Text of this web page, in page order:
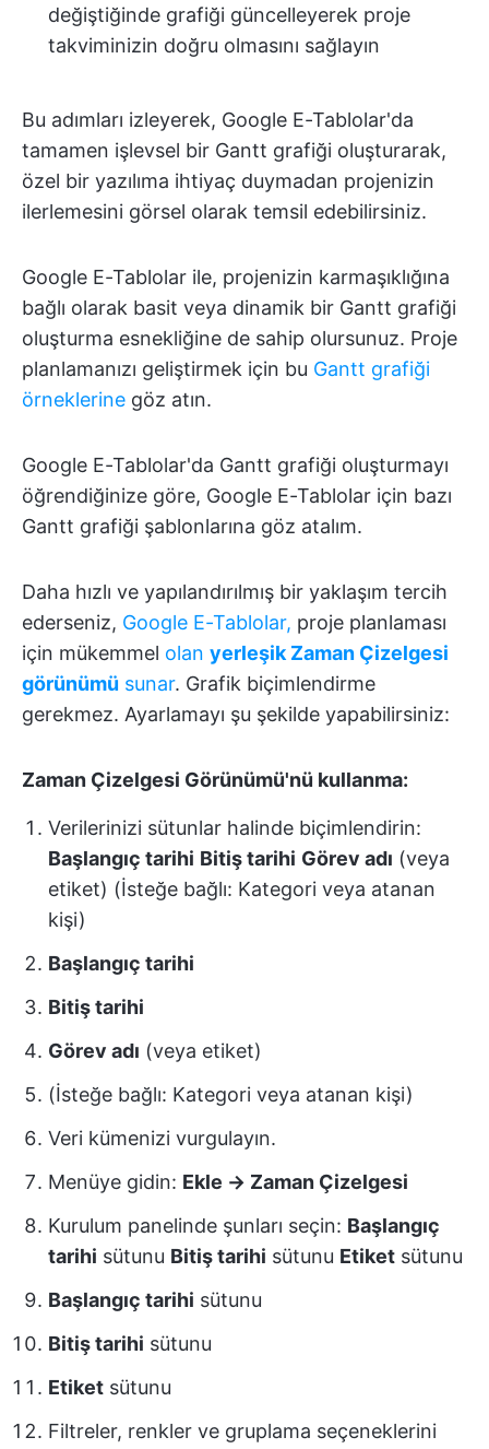
değiştiğinde grafiği güncelleyerek proje
takviminizin doğru olmasını sağlayın
Bu adımları izleyerek, Google E-Tablolar'da
tamamen işlevsel bir Gantt grafiği oluşturarak,
özel bir yazılıma ihtiyaç duymadan projenizin
ilerlemesini görsel olarak temsil edebilirsiniz.
Google E-Tablolar ile, projenizin karmaşıklığına
bağlı olarak basit veya dinamik bir Gantt grafiği
oluşturma esnekliğine de sahip olursunuz. Proje
planlamanızı geliştirmek için bu Gantt grafiği
örneklerine göz atın.
Google E-Tablolar'da Gantt grafiği oluşturmayı
öğrendiğinize göre, Google E-Tablolar için bazı
Gantt grafiği şablonlarına göz atalım.
Daha hızlı ve yapılandırılmış bir yaklaşım tercih
ederseniz, Google E-Tablolar, proje planlaması
için mükemmel olan yerleşik Zaman Çizelgesi
görünümü sunar. Grafik biçimlendirme
gerekmez. Ayarlamayı şu şekilde yapabilirsiniz:
Zaman Çizelgesi Görünümü'nü kullanma:
Verilerinizi sütunlar halinde biçimlendirin:
Başlangıç tarihi Bitiş tarihi Görev adı (veya
etiket) (İsteğe bağlı: Kategori veya atanan
kişi)
Başlangıç tarihi
Bitiş tarihi
Görev adı (veya etiket)
(İsteğe bağlı: Kategori veya atanan kişi)
Veri kümenizi vurgulayın.
Menüye gidin: Ekle → Zaman Çizelgesi
Kurulum panelinde şunları seçin: Başlangıç
tarihi sütunu Bitiş tarihi sütunu Etiket sütunu
Başlangıç tarihi sütunu
Bitiş tarihi sütunu
Etiket sütunu
Filtreler, renkler ve gruplama seçeneklerini